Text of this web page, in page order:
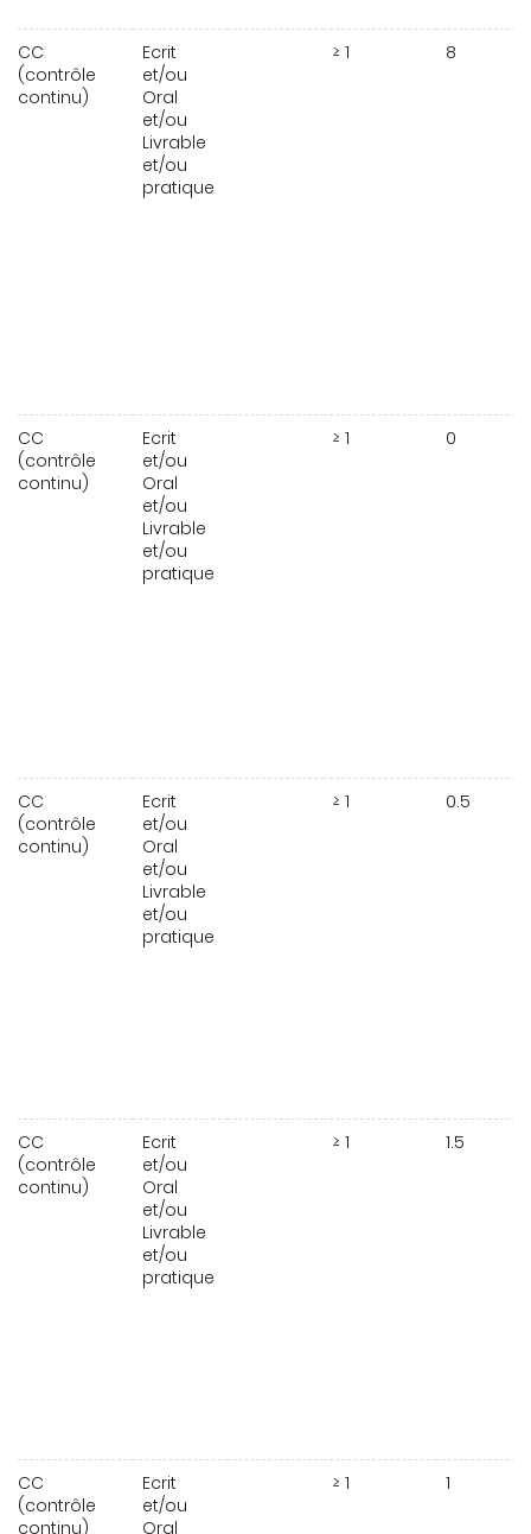
CC
(contrôle
continu)
Ecrit
et/ou
Oral
et/ou
Livrable
et/ou
pratique
≥ 1 8
CC
(contrôle
continu)
Ecrit
et/ou
Oral
et/ou
Livrable
et/ou
pratique
≥ 1 0
CC
(contrôle
continu)
Ecrit
et/ou
Oral
et/ou
Livrable
et/ou
pratique
≥ 1 0.5
CC
(contrôle
continu)
Ecrit
et/ou
Oral
et/ou
Livrable
et/ou
pratique
≥ 1 1.5
CC
(contrôle
continu)
Ecrit
et/ou
Oral
≥ 1 1